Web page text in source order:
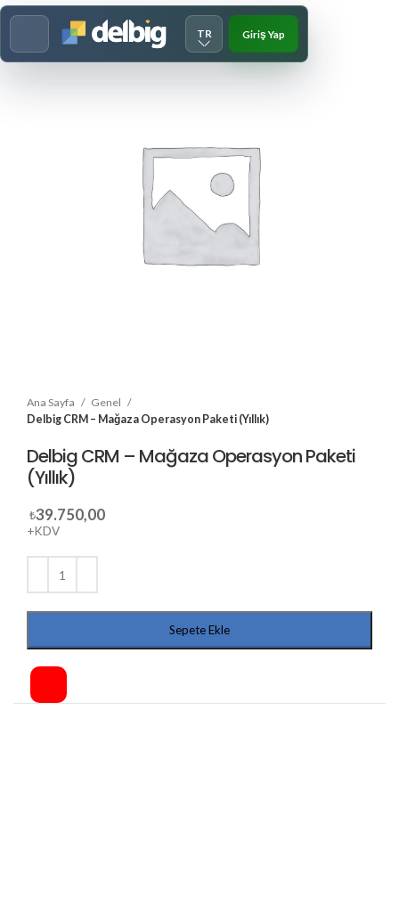
TR Giriş Yap
Ana Sayfa
Genel
Delbig CRM – Mağaza Operasyon Paketi (Yıllık)
Delbig CRM – Mağaza Operasyon Paketi
(Yıllık)
₺39.750,00
+KDV
Sepete Ekle